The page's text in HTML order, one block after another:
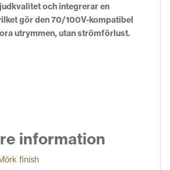
och integrerar en
gör den 70/100V-kompatibel
utrymmen, utan strömförlust.
information
finish